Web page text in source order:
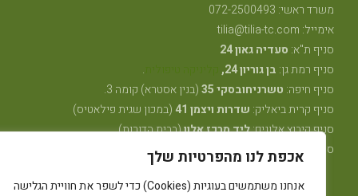
אכפת לנו מהפרטיות שלך
אנחנו משתמשים בעוגיות (Cookies) כדי לשפר את חוויית הגלישה
משרד ראשי: 072-2500493
אימייל: tilia@tilia-tc.com
סניף ת"א:סעדיה גאון 24
סניף רמת גן:בן גוריון 24, קליניקה טיפולית
סניף חיפה:טשרניחובסקי 35
(בנין אסטרא) קומה 3.
סניף קרית ביאליק:שדרות ויצמן 41
(במכון שגית פילאטיס)
סניף קיבוץ אלונים:ליד מרכז אלון(בבית הדורות)
סניף באר שבע: מרדכי מקלף 62 (מאוחדת שכונה ו׳ החדשה)